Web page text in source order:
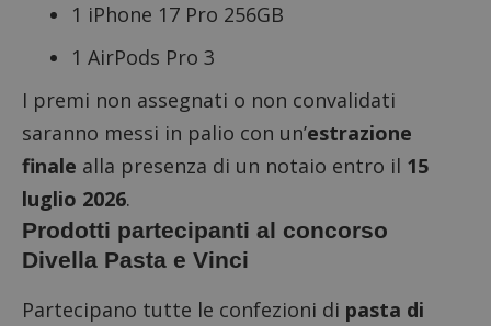
1 iPhone 17 Pro 256GB
1 AirPods Pro 3
I premi non assegnati o non convalidati
saranno messi in palio con un’estrazione
finale alla presenza di un notaio entro il 15
luglio 2026.
Prodotti partecipanti al concorso
Divella Pasta e Vinci
Partecipano tutte le confezioni di pasta di